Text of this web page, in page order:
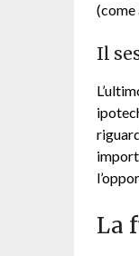
(come
Il
La